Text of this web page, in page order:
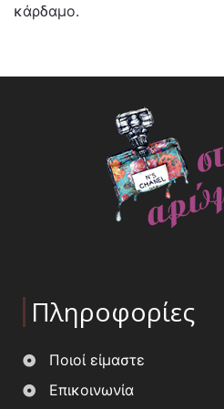
κάρδαμο.
Πληροφορίες
Ποιοί είμαστε
Επικοινωνία